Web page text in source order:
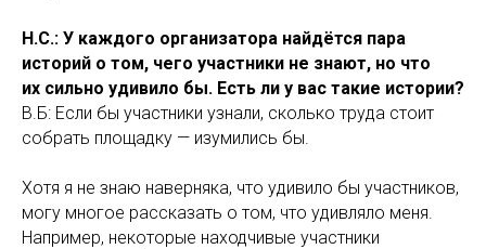
Н.С.: У каждого организатора найдётся пара
историй о том, чего участники не знают, но что
их сильно удивило бы. Есть ли у вас такие истории?
В.Б: Если бы участники узнали, сколько труда стоит
собрать площадку — изумились бы.
Хотя я не знаю наверняка, что удивило бы участников,
могу многое рассказать о том, что удивляло меня.
Например, некоторые находчивые участники